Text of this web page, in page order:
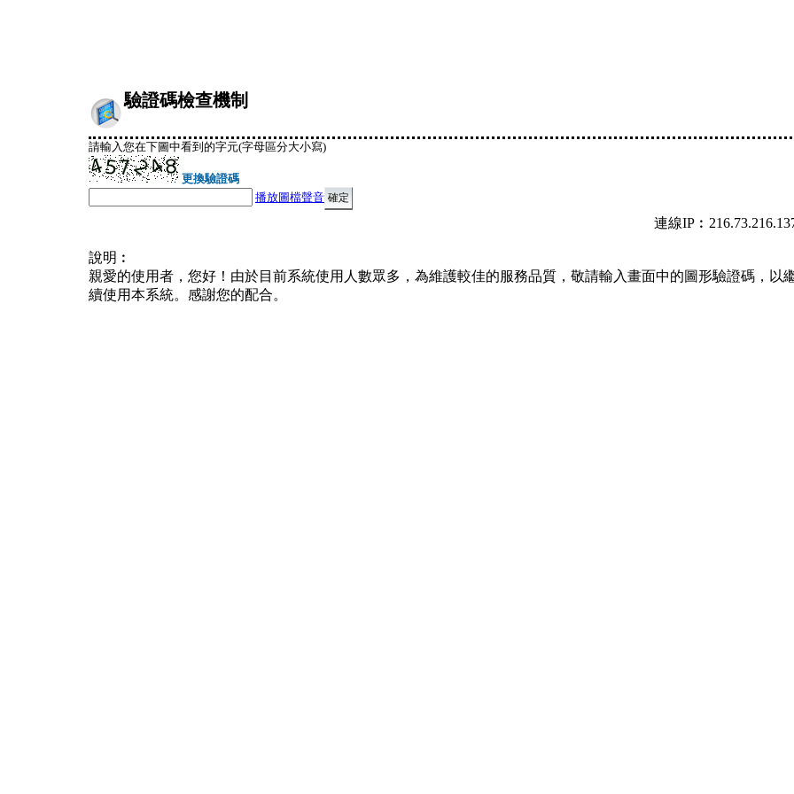
驗證碼檢查機制
請輸入您在下圖中看到的字元(字母區分大小寫)
更換驗證碼
播放圖檔聲音
連線
說明︰
親愛的使用者，您好！由於目前系統使用人數眾多，為維護較佳的服務品質，敬請輸入畫面中的圖形驗證碼，以
續使用本系統。感謝您的配合。